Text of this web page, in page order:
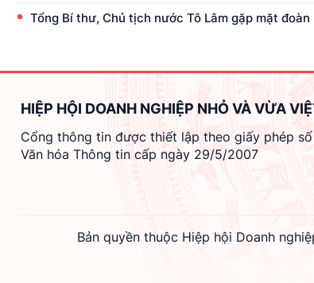
Tổng Bí thư, Chủ tịch nước Tô Lâm gặp mặt
HIỆP HỘI DOANH NGHIỆP NHỎ VÀ VỪA
Cổng thông tin được thiết lập theo giấy phép số
Văn hóa Thông tin cấp ngày 29/5/2007
Bản quyền thuộc Hiệp hội Doanh